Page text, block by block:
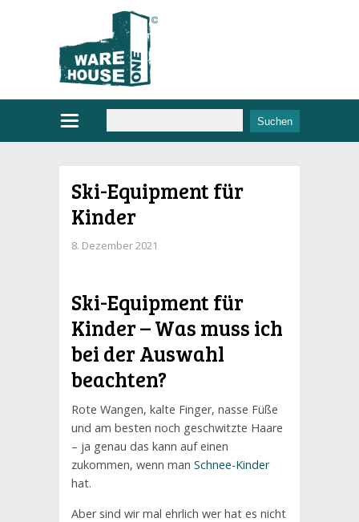
Ski-Equipment für
Kinder
8. Dezember 2021
Ski-Equipment für
Kinder – Was muss ich
bei der Auswahl
beachten?
Rote Wangen, kalte Finger, nasse Füße
und am besten noch geschwitzte Haare
– ja genau das kann auf einen
zukommen, wenn man Schnee-Kinder
hat.
Aber sind wir mal ehrlich wer hat es nicht